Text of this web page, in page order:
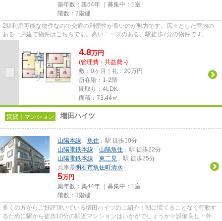
築年数：築54年 ｜募集中： 1室
階数：2階建
2駅利用可能な物件なので交通の利便性が良いのが魅力です。広々とした室内の
ある一戸建て物件はこちらです。高いニーズのある、駅徒歩7分の物件です。明
4.8万円
(管理費・共益費 -)
敷：0ヶ月｜礼：20万円
所在階：1-2階
間取り：4LDK
面積：73.44㎡
賃貸｜マンション 増田ハイツ
山陽本線 「 魚住 」駅 徒歩10分
山陽電鉄本線 「 山陽魚住 」駅 徒歩22分
山陽電鉄本線 「 東二見 」駅 徒歩25分
兵庫県明石市魚住町清水
5万円
築年数：築44年 ｜募集中： 1室
階数：3階建
多くの方からご好評頂いている増田ハイツのご紹介！朝に慌てることなく行動す
るために駅から徒歩10分の駅近マンションはいかがでしょうか☆設備良し・外観